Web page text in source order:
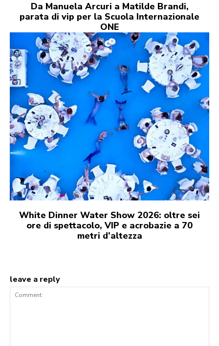
Da Manuela Arcuri a Matilde Brandi,
parata di vip per la Scuola Internazionale
ONE
White Dinner Water Show 2026: oltre sei
ore di spettacolo, VIP e acrobazie a 70
metri d’altezza
leave a reply